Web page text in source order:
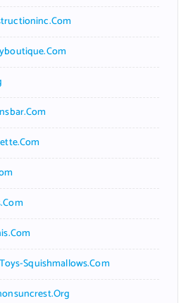
Squishmallows.com